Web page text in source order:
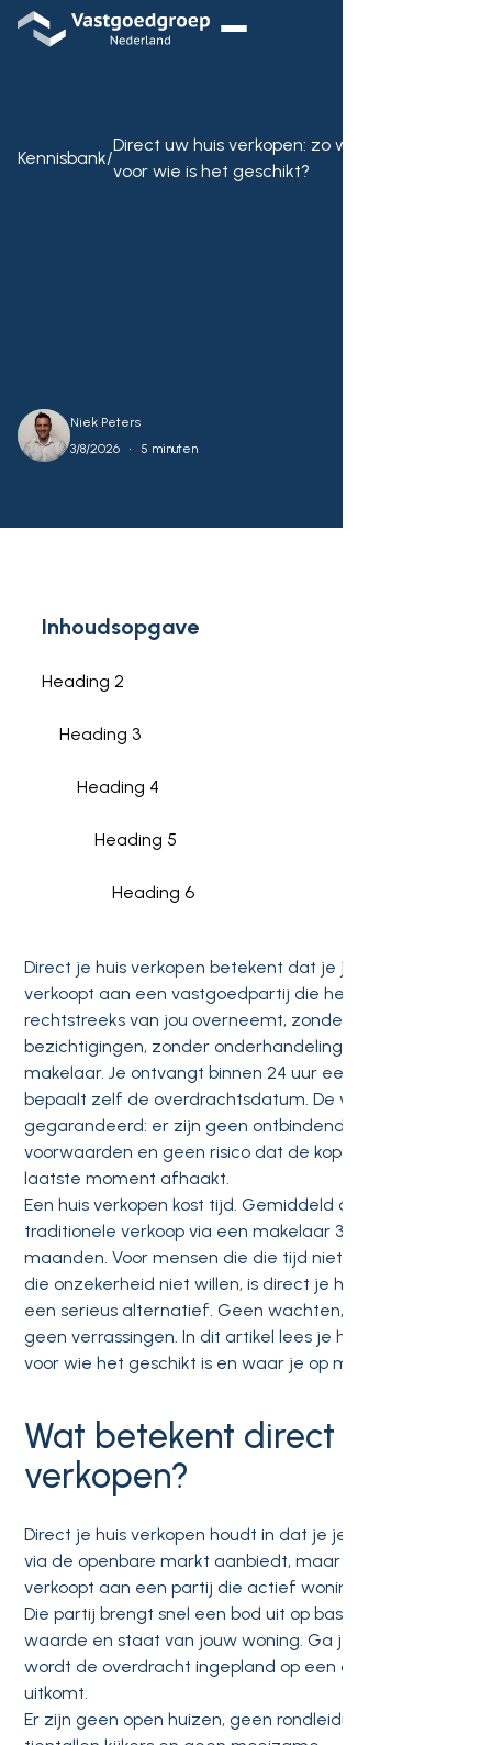
Kennisbank/
Direct uw huis verkopen: zo werkt het en
voor wie is het geschikt?
Niek Peters
3/8/2026
• 5 minuten
Direct je huis verkopen betekent dat je je woning
verkoopt aan een vastgoedpartij die het huis
rechtstreeks van jou overneemt, zonder
bezichtigingen, zonder onderhandelingen en zonder
makelaar. Je ontvangt binnen 24 uur een bod en
bepaalt zelf de overdrachtsdatum. De verkoop is
gegarandeerd: er zijn geen ontbindende
voorwaarden en geen risico dat de koper op het
laatste moment afhaakt.
Een huis verkopen kost tijd. Gemiddeld duurt een
traditionele verkoop via een makelaar 3 tot 6
maanden. Voor mensen die die tijd niet hebben of die
die onzekerheid niet willen, is direct je huis verkopen
een serieus alternatief. Geen wachten, geen stress,
geen verrassingen. In dit artikel lees je hoe het werkt,
voor wie het geschikt is en waar je op moet letten.
Wat betekent direct huis
verkopen?
Direct je huis verkopen houdt in dat je je woning niet
via de openbare markt aanbiedt, maar rechtstreeks
verkoopt aan een partij die actief woningen opkoopt.
Die partij brengt snel een bod uit op basis van de
waarde en staat van jouw woning. Ga je akkoord, dan
wordt de overdracht ingepland op een datum die jou
uitkomt.
Er zijn geen open huizen, geen rondleidingen voor
Inhoudsopgave
Heading 2
Heading 3
Heading 4
Heading 5
Heading 6